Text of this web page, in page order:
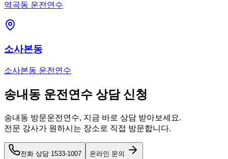
역곡동 운전연수
소사본동
소사본동 운전연수
송내동 운전연수 상담 신청
송내동 방문운전연수, 지금 바로 상담 받아보세요.
전문 강사가 원하시는 장소로 직접 방문합니다.
전화 상담 1533-1007 온라인 문의